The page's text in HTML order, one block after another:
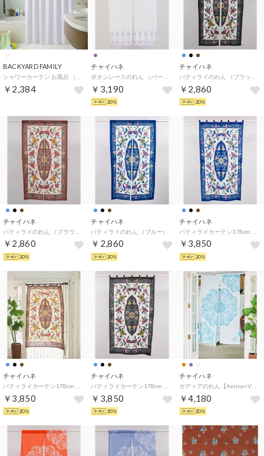
BACKYARD FAMILY
￥2,384
チャイハネ
￥3,190
20%
チャイハネ
￥2,860
20%
チャイハネ
￥2,860
20%
チャイハネ
バティライのれん （ブルー）
￥2,860
20%
チャイハネ
￥3,850
20%
チャイハネ
￥3,850
20%
チャイハネ
￥3,850
20%
チャイハネ
ガディアのれん【Amina×VORRUK】 （ホワイト）
￥4,180
20%